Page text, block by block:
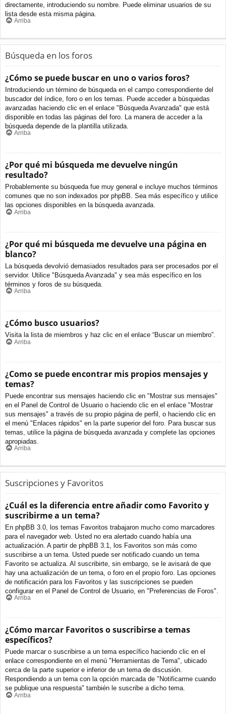
directamente, introduciendo su nombre. Puede eliminar usuarios de su
lista desde esta misma página.
Arriba
Búsqueda en los foros
¿Cómo se puede buscar en uno o varios foros?
Introduciendo un término de búsqueda en el campo correspondiente del
buscador del índice, foro o en los temas. Puede acceder a búsquedas
avanzadas haciendo clic en el enlace "Búsqueda Avanzada" que está
disponible en todas las páginas del foro. La manera de acceder a la
búsqueda depende de la plantilla utilizada.
Arriba
¿Por qué mi búsqueda me devuelve ningún
resultado?
Probablemente su búsqueda fue muy general e incluye muchos términos
comunes que no son indexados por phpBB. Sea más específico y utilice
las opciones disponibles en la búsqueda avanzada.
Arriba
¿Por qué mi búsqueda me devuelve una página en
blanco?
La búsqueda devolvió demasiados resultados para ser procesados por el
servidor. Utilice "Búsqueda Avanzada" y sea más específico en los
términos y foros de su búsqueda.
Arriba
¿Cómo busco usuarios?
Visita la lista de miembros y haz clic en el enlace “Buscar un miembro”.
Arriba
¿Como se puede encontrar mis propios mensajes y
temas?
Puede encontrar sus mensajes haciendo clic en "Mostrar sus mensajes"
en el Panel de Control de Usuario o haciendo clic en el enlace "Mostrar
sus mensajes" a través de su propio página de perfil, o haciendo clic en
el menú "Enlaces rápidos" en la parte superior del foro. Para buscar sus
temas, utilice la página de búsqueda avanzada y complete las opciones
apropiadas.
Arriba
Suscripciones y Favoritos
¿Cuál es la diferencia entre añadir como Favorito y
suscribirme a un tema?
En phpBB 3.0, los temas Favoritos trabajaron mucho como marcadores
para el navegador web. Usted no era alertado cuando había una
actualización. A partir de phpBB 3.1, los Favoritos son más como
suscribirse a un tema. Usted puede ser notificado cuando un tema
Favorito se actualiza. Al suscribirte, sin embargo, se le avisará de que
hay una actualización de un tema, o foro en el propio foro. Las opciones
de notificación para los Favoritos y las suscripciones se pueden
configurar en el Panel de Control de Usuario, en "Preferencias de Foros".
Arriba
¿Cómo marcar Favoritos o suscribirse a temas
específicos?
Puede marcar o suscribirse a un tema específico haciendo clic en el
enlace correspondiente en el menú "Herramientas de Tema", ubicado
cerca de la parte superior e inferior de un tema de discusión.
Respondiendo a un tema con la opción marcada de "Notificarme cuando
se publique una respuesta" también le suscribe a dicho tema.
Arriba